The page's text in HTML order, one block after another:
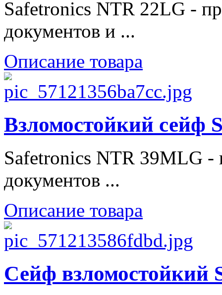
Safetronics NTR 22LG -
документов и ...
Описание товара
Взломостойкий сейф
Safetronics NTR 39MLG -
документов ...
Описание товара
Сейф взломостойкий